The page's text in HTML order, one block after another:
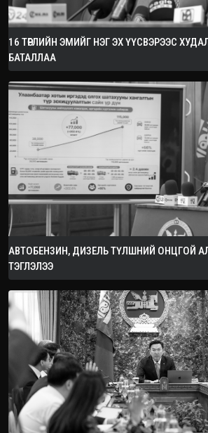
16 ТӨРЛИЙН ЭМИЙГ НЭГ ЭХ ҮҮСВЭРЭЭС
БАТАЛЛАА
АВТОБЕНЗИН, ДИЗЕЛЬ ТҮЛШНИЙ ОНЦГОЙ
ТЭГЛЭЛЭЭ